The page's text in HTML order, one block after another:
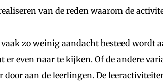
van de reden waarom de
zo weinig aandacht besteed wordt
er even naar te kijken. Of de andere
door aan de leerlingen. De